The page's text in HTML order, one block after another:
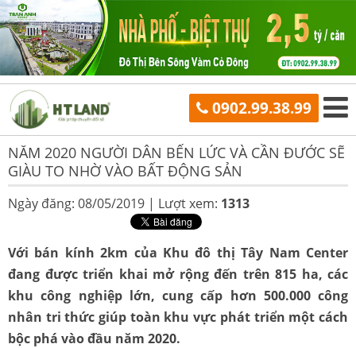
0902.99.38.99
NĂM 2020 NGƯỜI DÂN BẾN LỨC VÀ CẦN ĐƯỚC SẼ
GIÀU TO NHỜ VÀO BẤT ĐỘNG SẢN
Ngày đăng: 08/05/2019 | Lượt xem: 1313
Với bán kính 2km của Khu đô thị Tây Nam Center
đang được triển khai mở rộng đến trên 815 ha, các
khu công nghiệp lớn, cung cấp hơn 500.000 công
nhân tri thức giúp toàn khu vực phát triển một cách
bộc phá vào đầu năm 2020.